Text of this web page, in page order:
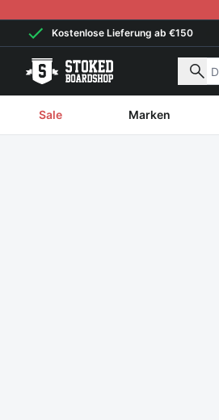
Kostenlose Lieferung ab €150
Nach
Sale Marken